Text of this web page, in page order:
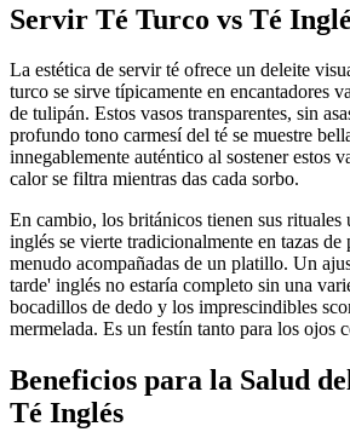
Servir Té Turco vs Té
La estética de servir té ofrece un deleite
turco se sirve típicamente en encantadores
de tulipán. Estos vasos transparentes, sin
profundo tono carmesí del té se muestre
innegablemente auténtico al sostener estos
calor se filtra mientras das cada sorbo.
En cambio, los británicos tienen sus rituales
inglés se vierte tradicionalmente en tazas
menudo acompañadas de un platillo. Un
tarde' inglés no estaría completo sin una
bocadillos de dedo y los imprescindibles
mermelada. Es un festín tanto para los ojos
Beneficios para la Salud
Té Inglés